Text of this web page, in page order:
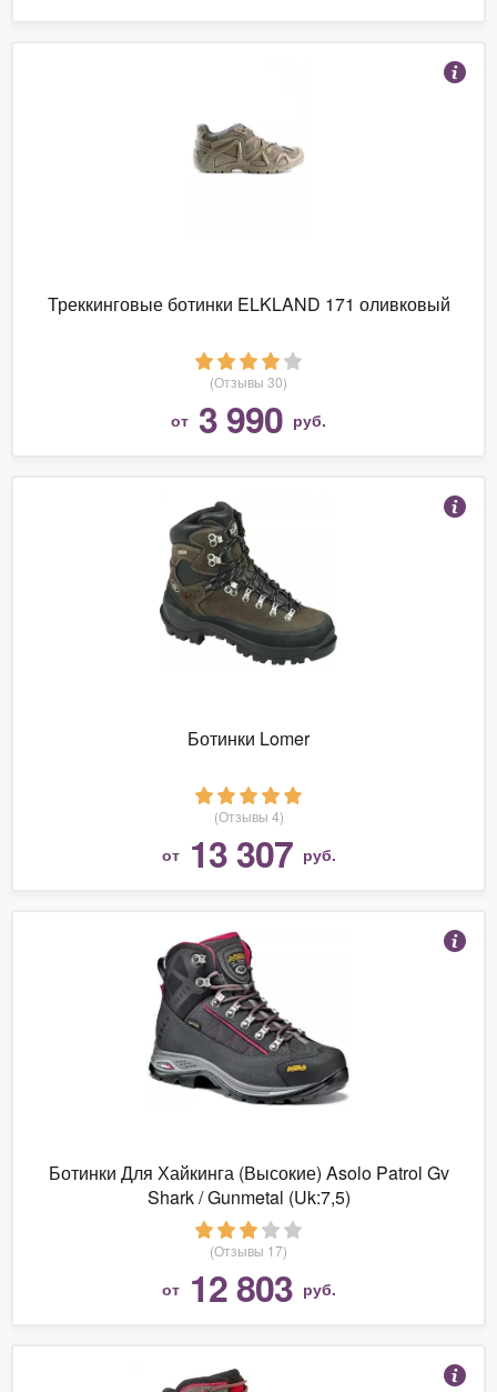
Треккинговые ботинки ELKLAND 171 оливковый
(Отзывы 30)
от 3 990 руб.
Ботинки Lomer
(Отзывы 4)
от 13 307 руб.
Ботинки Для Хайкинга (Высокие) Asolo Patrol Gv
Shark / Gunmetal (Uk:7,5)
(Отзывы 17)
от 12 803 руб.